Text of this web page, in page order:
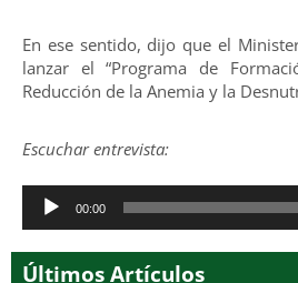
En ese sentido, dijo que el
lanzar el “Programa de
Reducción de la Anemia y la
Escuchar entrevista:
Reproductor
00:00
Últimos Artículos